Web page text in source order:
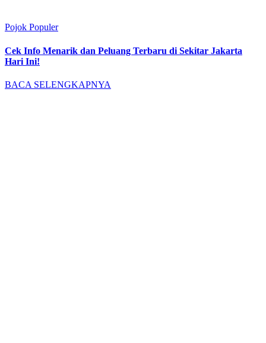
Pojok Populer
Cek Info Menarik dan Peluang Terbaru di Sekitar Jakarta
Hari Ini!
BACA SELENGKAPNYA